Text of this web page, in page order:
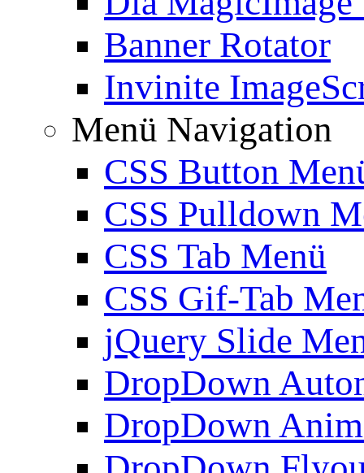
Banner Rotator
Invinite
Menü Navigation
CSS Button
CSS Pulldown
CSS Tab Menü
CSS Gif-Tab
jQuery Slide
DropDown
DropDown